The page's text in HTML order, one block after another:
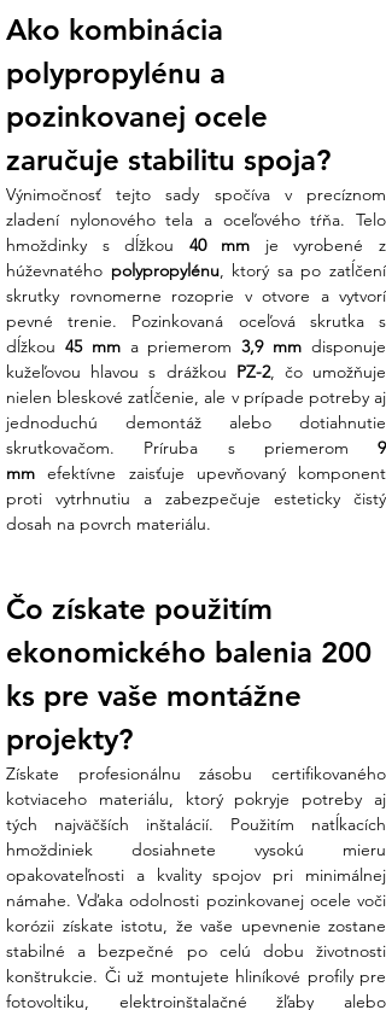
balenie je navrhnuté pre rozsiahlejšie
priemyselné a konštrukčné projekty.
Máte tak vždy po ruke dostatok
materiálu pre plynulý priebeh prác bez
nutnosti odbiehať do obchodu.
Koniec technickej neistote:Váhate, či
je dĺžka 40 mm dostatočná pre váš typ
podkladu (betón, plná tehla)? Náš tím v
Ensun vám pomôže s výberom správnej
dĺžky kotvenia vzhľadom na hrúbku
upevňovaného materiálu, aby bol spoj
stopercentne bezpečný.
Technické parametre:
V Ensun dbáme na to, aby spojovací
materiál spĺňal presné rozmerové
štandardy:
Rozmer hmoždinky6 x 40 mm
Materiál tela
Polypropylén
Materiál skrutky
Pozinkovaná oceľ
Typ hlavy
Kužeľová (countersunk)
Typ drážky
Priemer príruby
Balenie
Čo získate nákupom v Ensun?
Z vášho prieskumu vieme, že sa zákazníci
hnevajú na hmoždinky, ktoré sa pri zatĺkaní
ohýbajú alebo nedržia v otvore. My v Ensun
ponúkame kvalitu:
Osobná podpora nášho tímu: Ak
Ako kombinácia
polypropylénu a
pozinkovanej ocele
zaručuje stabilitu spoja?
Výnimočnosť tejto sady spočíva v precíznom
zladení nylonového tela a oceľového tŕňa. Telo
hmoždinky s dĺžkou 40 mm je vyrobené z
húževnatého polypropylénu, ktorý sa po zatĺčení
skrutky rovnomerne rozoprie v otvore a vytvorí
pevné trenie. Pozinkovaná oceľová skrutka s
dĺžkou 45 mm a priemerom 3,9 mm disponuje
kužeľovou hlavou s drážkou PZ-2, čo umožňuje
nielen bleskové zatĺčenie, ale v prípade potreby aj
jednoduchú demontáž alebo dotiahnutie
skrutkovačom. Príruba s priemerom 9
mm efektívne zaisťuje upevňovaný komponent
proti vytrhnutiu a zabezpečuje esteticky čistý
dosah na povrch materiálu.
Čo získate použitím
ekonomického balenia 200
ks pre vaše montážne
projekty?
Získate profesionálnu zásobu certifikovaného
kotviaceho materiálu, ktorý pokryje potreby aj
tých najväčších inštalácií. Použitím natĺkacích
hmoždiniek dosiahnete vysokú mieru
opakovateľnosti a kvality spojov pri minimálnej
námahe. Vďaka odolnosti pozinkovanej ocele voči
korózii získate istotu, že vaše upevnenie zostane
stabilné a bezpečné po celú dobu životnosti
konštrukcie. Či už montujete hliníkové profily pre
fotovoltiku, elektroinštalačné žľaby alebo